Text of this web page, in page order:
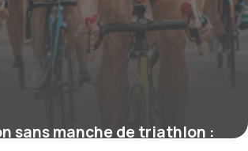
sans manche de triathlon :